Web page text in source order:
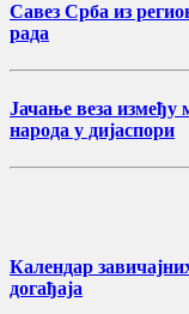
Савез Срба из
рада
Јачање веза између
народа у дијаспори
Календар
догађаја